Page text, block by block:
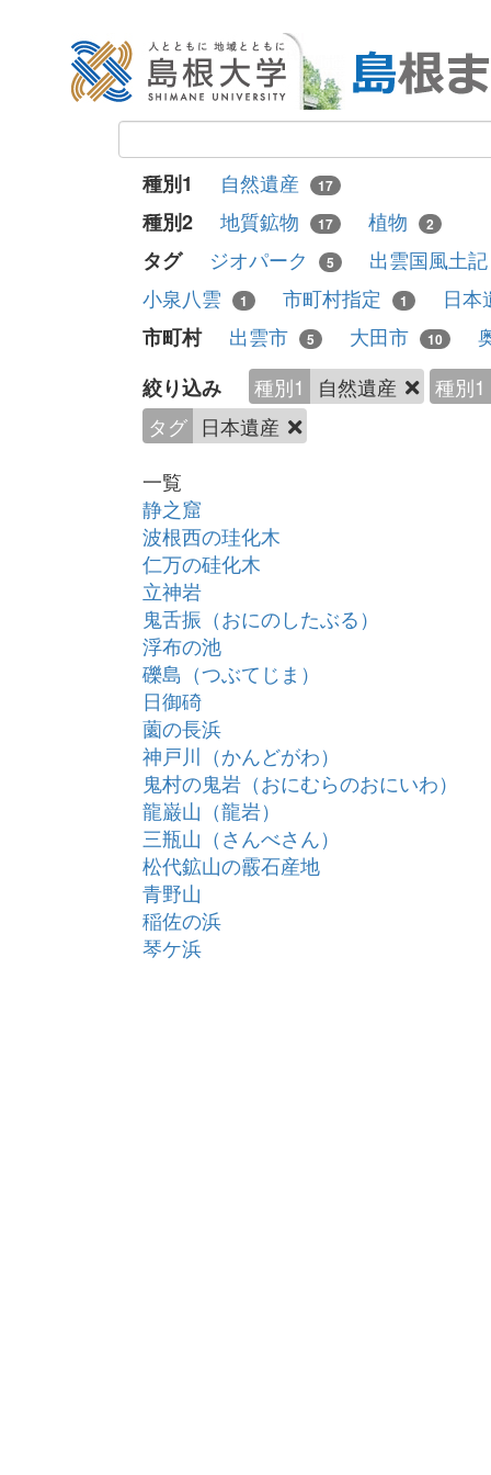
種別1 自然遺産 17
種別2 地質鉱物 17 植物 2
タグ ジオパーク 5
出雲国風土
小泉八雲
1 市町村指定 1
日
市町村
出雲市 5 大田市 10
絞り込み
種別1 自然遺産
種別1
タグ 日本遺産
一覧
静之窟
波根西の珪化木
仁万の硅化木
立神岩
鬼舌振（おにのしたぶる）
浮布の池
礫島（つぶてじま）
日御碕
薗の長浜
神戸川（かんどがわ）
鬼村の鬼岩（おにむらのおにいわ）
龍巌山（龍岩）
三瓶山（さんべさん）
松代鉱山の霰石産地
青野山
稲佐の浜
琴ケ浜